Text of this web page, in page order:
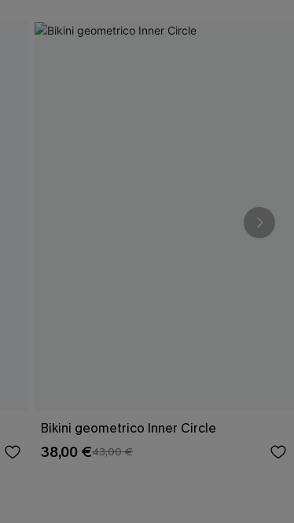
Bikini geometrico Inner Circle
38,00 €43,00 €